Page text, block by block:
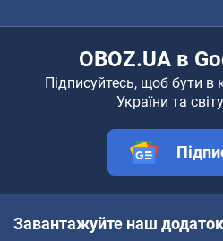
OBOZ.UA в
Підписуйтесь, щоб бути в
України та
Завантажуйте наш додаток